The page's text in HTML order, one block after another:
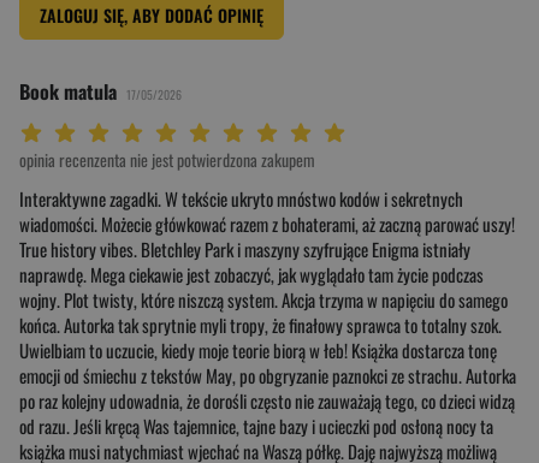
ZALOGUJ SIĘ, ABY DODAĆ OPINIĘ
Book matula 17/05/2026
Twoja ocena: Arcydzieło 10/10"
Twoja ocena: Wybitna 9/10"
Twoja ocena: Rewelacyjna 8/10"
Twoja ocena: Bardzo dobra 7/10"
Twoja ocena: Dobra 6/10"
Twoja ocena: Przeciętna 5/10"
Twoja ocena: Może być 4/10"
Twoja ocena: Słaba 3/10"
Twoja ocena: Bardzo słaba 2/10"
Twoja ocena: Beznadziejna 1/10"
opinia recenzenta nie jest potwierdzona zakupem
Interaktywne zagadki. W tekście ukryto mnóstwo kodów i sekretnych
wiadomości. Możecie główkować razem z bohaterami, aż zaczną parować uszy!
True history vibes. Bletchley Park i maszyny szyfrujące Enigma istniały
naprawdę. Mega ciekawie jest zobaczyć, jak wyglądało tam życie podczas
wojny. Plot twisty, które niszczą system. Akcja trzyma w napięciu do samego
końca. Autorka tak sprytnie myli tropy, że finałowy sprawca to totalny szok.
Uwielbiam to uczucie, kiedy moje teorie biorą w łeb! Książka dostarcza tonę
emocji od śmiechu z tekstów May, po obgryzanie paznokci ze strachu. Autorka
po raz kolejny udowadnia, że dorośli często nie zauważają tego, co dzieci widzą
od razu. Jeśli kręcą Was tajemnice, tajne bazy i ucieczki pod osłoną nocy ta
książka musi natychmiast wjechać na Waszą półkę. Daję najwyższą możliwą